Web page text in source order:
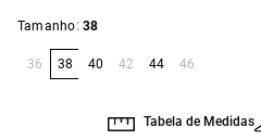
Tamanho: 38
36 38 40 42 44 46
Tabela de Medidas